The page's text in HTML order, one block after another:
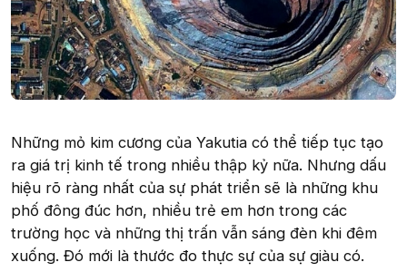
Những mỏ kim cương của Yakutia có thể tiếp tục tạo
ra giá trị kinh tế trong nhiều thập kỷ nữa. Nhưng dấu
hiệu rõ ràng nhất của sự phát triển sẽ là những khu
phố đông đúc hơn, nhiều trẻ em hơn trong các
trường học và những thị trấn vẫn sáng đèn khi đêm
xuống. Đó mới là thước đo thực sự của sự giàu có.